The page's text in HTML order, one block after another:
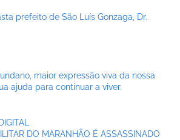
prefeito de São Luís Gonzaga, Dr.
maior expressão viva da nossa
ajuda para continuar a viver.
DO MARANHÃO É ASSASSINADO